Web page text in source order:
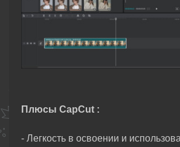
Плюсы CapCut :
- Легкость в освоении и